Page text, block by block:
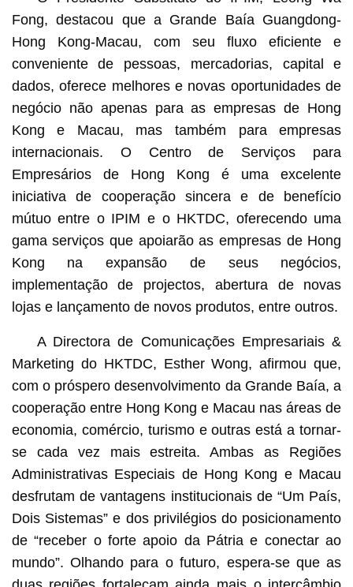
Fong, destacou que a Grande Baía Guangdong-
Hong Kong-Macau, com seu fluxo eficiente e
conveniente de pessoas, mercadorias, capital e
dados, oferece melhores e novas oportunidades de
negócio não apenas para as empresas de Hong
Kong e Macau, mas também para empresas
internacionais. O Centro de Serviços para
Empresários de Hong Kong é uma excelente
iniciativa de cooperação sincera e de benefício
mútuo entre o IPIM e o HKTDC, oferecendo uma
gama serviços que apoiarão as empresas de Hong
Kong na expansão de seus negócios,
implementação de projectos, abertura de novas
lojas e lançamento de novos produtos, entre outros.
A Directora de Comunicações Empresariais &
Marketing do HKTDC, Esther Wong, afirmou que,
com o próspero desenvolvimento da Grande Baía, a
cooperação entre Hong Kong e Macau nas áreas de
economia, comércio, turismo e outras está a tornar-
se cada vez mais estreita. Ambas as Regiões
Administrativas Especiais de Hong Kong e Macau
desfrutam de vantagens institucionais de “Um País,
Dois Sistemas” e dos privilégios do posicionamento
de “receber o forte apoio da Pátria e conectar ao
mundo”. Olhando para o futuro, espera-se que as